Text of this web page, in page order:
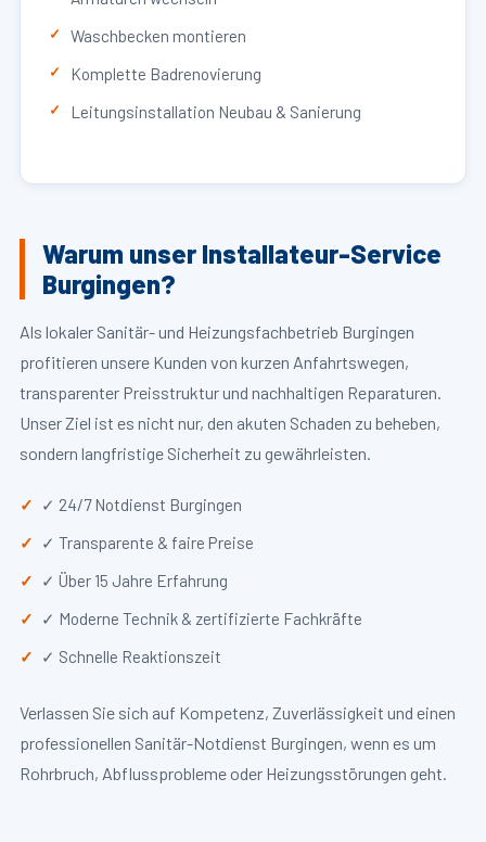
Waschbecken montieren
Komplette Badrenovierung
Leitungsinstallation Neubau & Sanierung
Warum unser Installateur-Service
Burgingen?
Als lokaler Sanitär- und Heizungsfachbetrieb Burgingen
profitieren unsere Kunden von kurzen Anfahrtswegen,
transparenter Preisstruktur und nachhaltigen Reparaturen.
Unser Ziel ist es nicht nur, den akuten Schaden zu beheben,
sondern langfristige Sicherheit zu gewährleisten.
✓ 24/7 Notdienst Burgingen
✓ Transparente & faire Preise
✓ Über 15 Jahre Erfahrung
✓ Moderne Technik & zertifizierte Fachkräfte
✓ Schnelle Reaktionszeit
Verlassen Sie sich auf Kompetenz, Zuverlässigkeit und einen
professionellen Sanitär-Notdienst Burgingen, wenn es um
Rohrbruch, Abflussprobleme oder Heizungsstörungen geht.